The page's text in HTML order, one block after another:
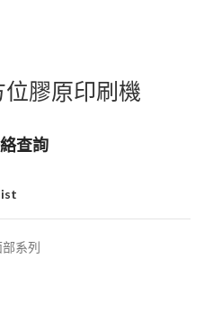
膠原印刷機
查詢
部系列